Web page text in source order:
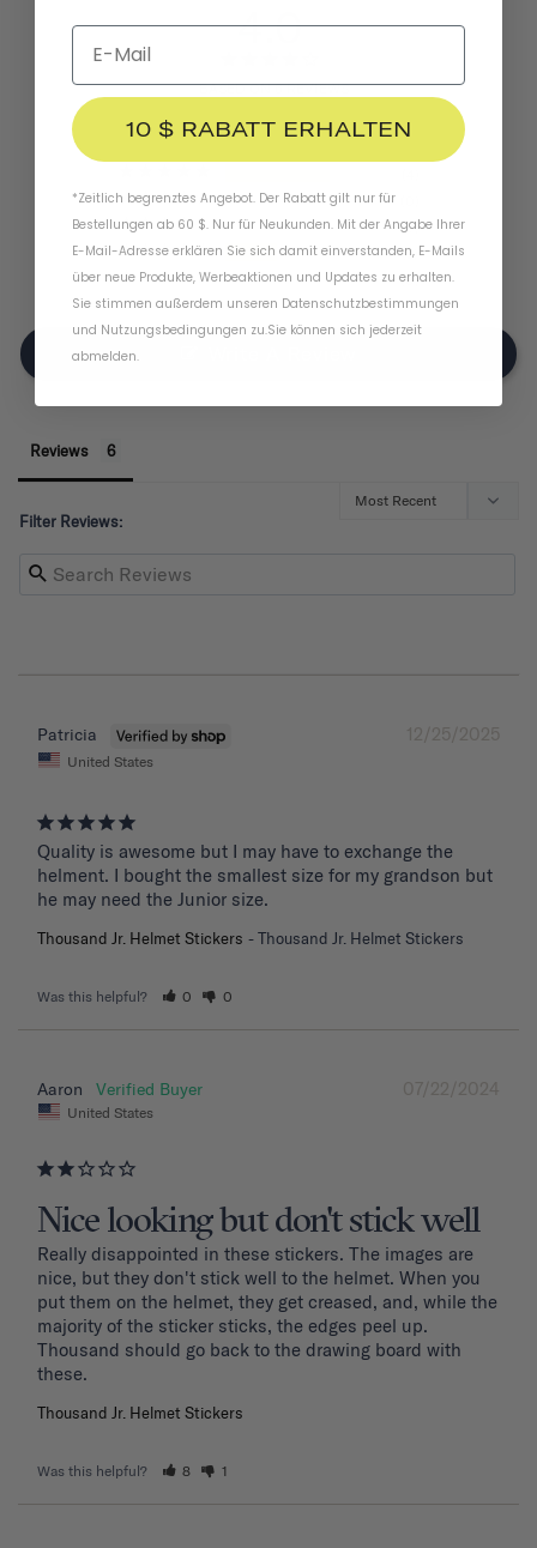
4.0
BASED ON 6 REVIEWS
0
2
0
Reviews
Filter Reviews:
12/25/2025
Patricia
United States
Quality is awesome but I may have to exchange the
helment. I bought the smallest size for my grandson but
he may need the Junior size.
Thousand Jr. Helmet Stickers Thousand Jr. Helmet Stickers
Was this helpful? 0 0
07/22/2024
Aaron
United States
Nice looking but don't stick well
Really disappointed in these stickers. The images are
nice, but they don't stick well to the helmet. When you
put them on the helmet, they get creased, and, while the
majority of the sticker sticks, the edges peel up.
Thousand should go back to the drawing board with
these.
Thousand Jr. Helmet Stickers
Was this helpful? 8 1
10 $ RABATT ERHALTEN
*Zeitlich begrenztes Angebot. Der Rabatt gilt nur für
Bestellungen ab 60 $. Nur für Neukunden. Mit der Angabe Ihrer
E-Mail-Adresse erklären Sie sich damit einverstanden, E-Mails
über neue Produkte, Werbeaktionen und Updates zu erhalten.
Sie stimmen außerdem unseren Datenschutzbestimmungen
und Nutzungsbedingungen zu.Sie können sich jederzeit
abmelden.